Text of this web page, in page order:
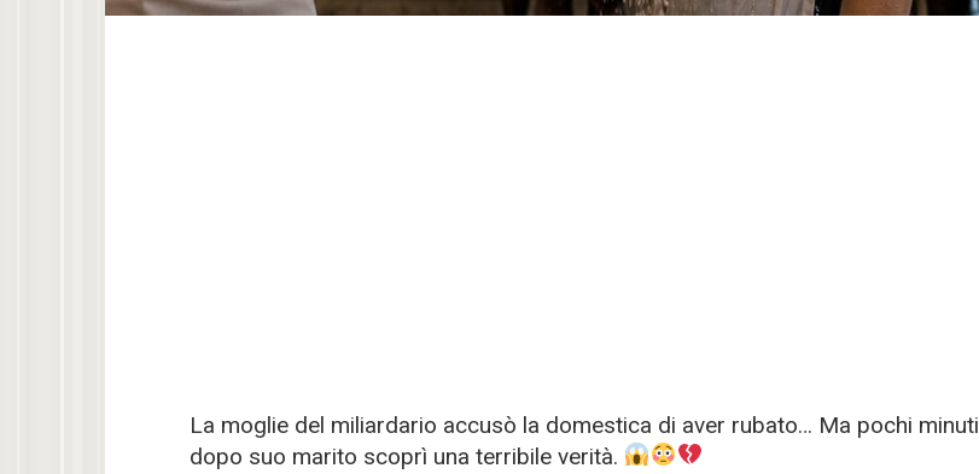
La moglie del miliardario accusò la domestica di aver rubato… Ma pochi minuti
dopo suo marito scoprì una terribile verità.